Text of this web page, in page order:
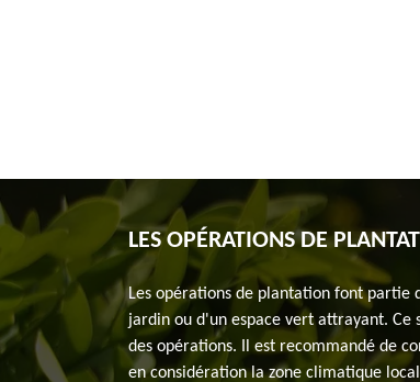
LES OPÉRATIONS DE
Les opérations de plantation font
jardin ou d'un espace vert attrayant. Ce
des opérations. Il est recommandé de
en considération la zone climatique